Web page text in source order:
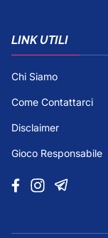
LINK UTILI
Chi Siamo
Come Contattarci
Disclaimer
Gioco Responsabile